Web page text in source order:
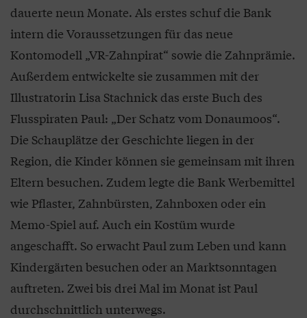
dauerte neun Monate. Als erstes schuf die Bank
intern die Voraussetzungen für das neue
Kontomodell „VR-Zahnpirat“ sowie die Zahnprämie.
Außerdem entwickelte sie zusammen mit der
Illustratorin Lisa Stachnick das erste Buch des
Flusspiraten Paul: „Der Schatz vom Donaumoos“.
Die Schauplätze der Geschichte liegen in der
Region, die Kinder können sie gemeinsam mit ihren
Eltern besuchen. Zudem legte die Bank Werbemittel
wie Pflaster, Zahnbürsten, Zahnboxen oder ein
Memo-Spiel auf. Auch ein Kostüm wurde
angeschafft. So erwacht Paul zum Leben und kann
Kindergärten besuchen oder an Marktsonntagen
auftreten. Zwei bis drei Mal im Monat ist Paul
durchschnittlich unterwegs.